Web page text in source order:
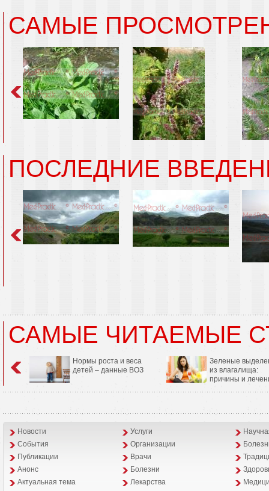
САМЫЕ
ПОСЛЕДНИЕ
САМЫЕ ЧИТАЕМЫЕ
Нормы роста и веса
детей – данные ВОЗ
Зеленые
из влагалища:
причины и
Новости Услуги
События
Организации
Публикации
Врачи
Анонс
Болезни
Aктуальная тема
Лекарства